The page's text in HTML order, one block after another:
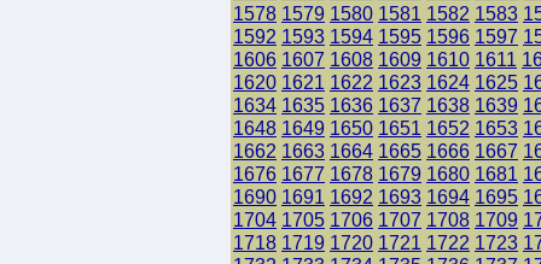
1578 1579 1580 1581 1582 1583
1592 1593 1594 1595 1596 1597
1606 1607 1608 1609 1610 1611
1620 1621 1622 1623 1624 1625
1634 1635 1636 1637 1638 1639
1648 1649 1650 1651 1652 1653
1662 1663 1664 1665 1666 1667
1676 1677 1678 1679 1680 1681
1690 1691 1692 1693 1694 1695
1704 1705 1706 1707 1708 1709
1718 1719 1720 1721 1722 1723